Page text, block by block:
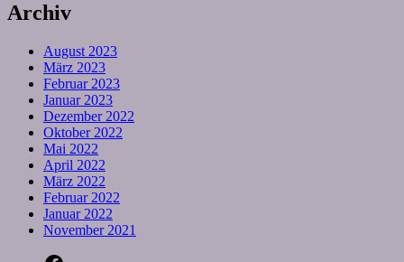
Archiv
August 2023
März 2023
Februar 2023
Januar 2023
Dezember 2022
Oktober 2022
Mai 2022
April 2022
März 2022
Februar 2022
Januar 2022
November 2021